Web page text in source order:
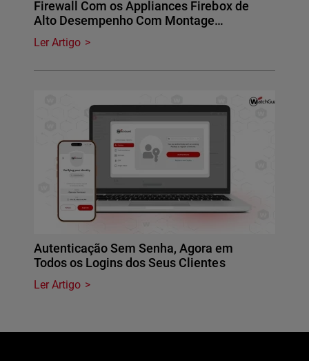
Firewall Com os Appliances Firebox de
Alto Desempenho Com Montage…
Ler Artigo
Autenticação Sem Senha, Agora em
Todos os Logins dos Seus Clientes
Ler Artigo